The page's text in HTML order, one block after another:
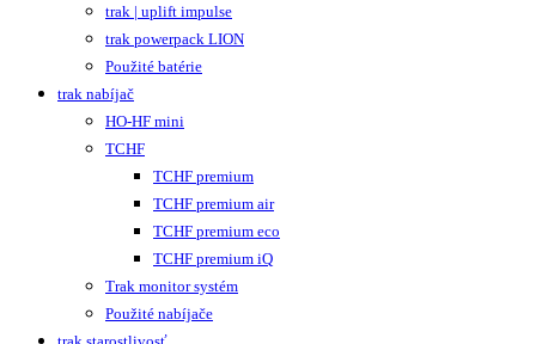
trak | uplift impulse
trak powerpack LION
Použité batérie
trak nabíjač
HO-HF mini
TCHF
TCHF premium
TCHF premium air
TCHF premium eco
TCHF premium iQ
Trak monitor systém
Použité nabíjače